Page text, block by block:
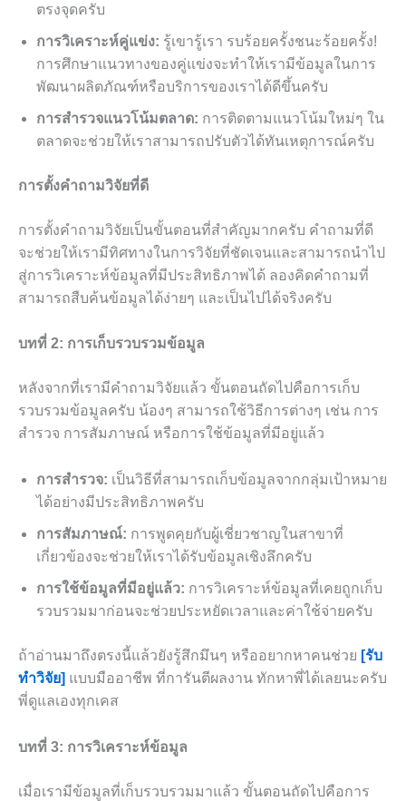
ตรงจุดครับ
การวิเคราะห์คู่แข่ง: รู้เขารู้เรา รบร้อยครั้งชนะร้อยครั้ง!
การศึกษาแนวทางของคู่แข่งจะทำให้เรามีข้อมูลในการ
พัฒนาผลิตภัณฑ์หรือบริการของเราได้ดีขึ้นครับ
การสำรวจแนวโน้มตลาด: การติดตามแนวโน้มใหม่ๆ ใน
ตลาดจะช่วยให้เราสามารถปรับตัวได้ทันเหตุการณ์ครับ
การตั้งคำถามวิจัยที่ดี
การตั้งคำถามวิจัยเป็นขั้นตอนที่สำคัญมากครับ คำถามที่ดี
จะช่วยให้เรามีทิศทางในการวิจัยที่ชัดเจนและสามารถนำไป
สู่การวิเคราะห์ข้อมูลที่มีประสิทธิภาพได้ ลองคิดคำถามที่
สามารถสืบค้นข้อมูลได้ง่ายๆ และเป็นไปได้จริงครับ
บทที่ 2: การเก็บรวบรวมข้อมูล
หลังจากที่เรามีคำถามวิจัยแล้ว ขั้นตอนถัดไปคือการเก็บ
รวบรวมข้อมูลครับ น้องๆ สามารถใช้วิธีการต่างๆ เช่น การ
สำรวจ การสัมภาษณ์ หรือการใช้ข้อมูลที่มีอยู่แล้ว
การสำรวจ: เป็นวิธีที่สามารถเก็บข้อมูลจากกลุ่มเป้าหมาย
ได้อย่างมีประสิทธิภาพครับ
การสัมภาษณ์: การพูดคุยกับผู้เชี่ยวชาญในสาขาที่
เกี่ยวข้องจะช่วยให้เราได้รับข้อมูลเชิงลึกครับ
การใช้ข้อมูลที่มีอยู่แล้ว: การวิเคราะห์ข้อมูลที่เคยถูกเก็บ
รวบรวมมาก่อนจะช่วยประหยัดเวลาและค่าใช้จ่ายครับ
ถ้าอ่านมาถึงตรงนี้แล้วยังรู้สึกมึนๆ หรืออยากหาคนช่วย [รับ
ทำวิจัย] แบบมืออาชีพ ที่การันตีผลงาน ทักหาพี่ได้เลยนะครับ
พี่ดูแลเองทุกเคส
บทที่ 3: การวิเคราะห์ข้อมูล
เมื่อเรามีข้อมูลที่เก็บรวบรวมมาแล้ว ขั้นตอนถัดไปคือการ